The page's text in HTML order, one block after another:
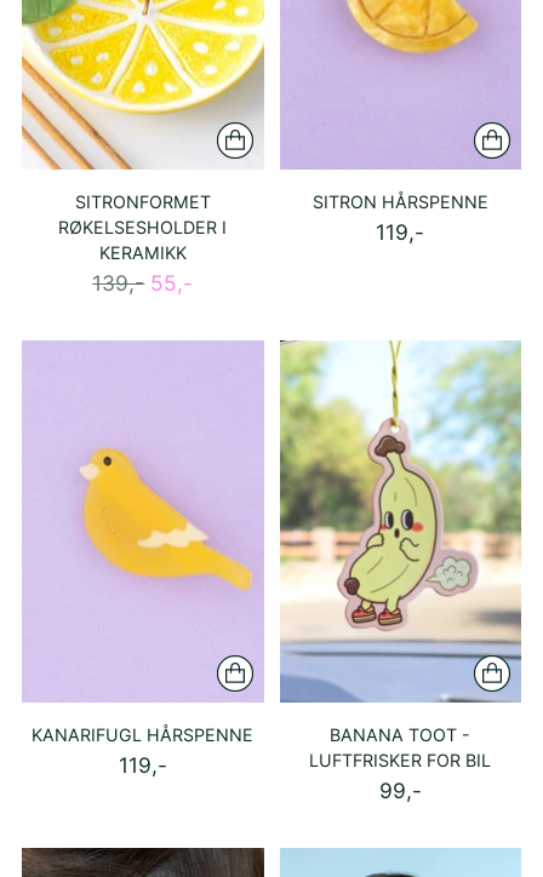
SITRONFORMET
RØKELSESHOLDER I
KERAMIKK
Ordinær
139,- 55,-
SITRON HÅRSPENNE
119,-
KANARIFUGL HÅRSPENNE
119,-
BANANA TOOT -
LUFTFRISKER FOR BIL
99,-